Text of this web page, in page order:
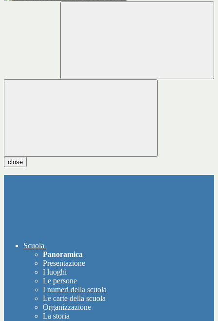
close
Scuola
Panoramica
Presentazione
I luoghi
Le persone
I numeri della scuola
Le carte della scuola
Organizzazione
La storia